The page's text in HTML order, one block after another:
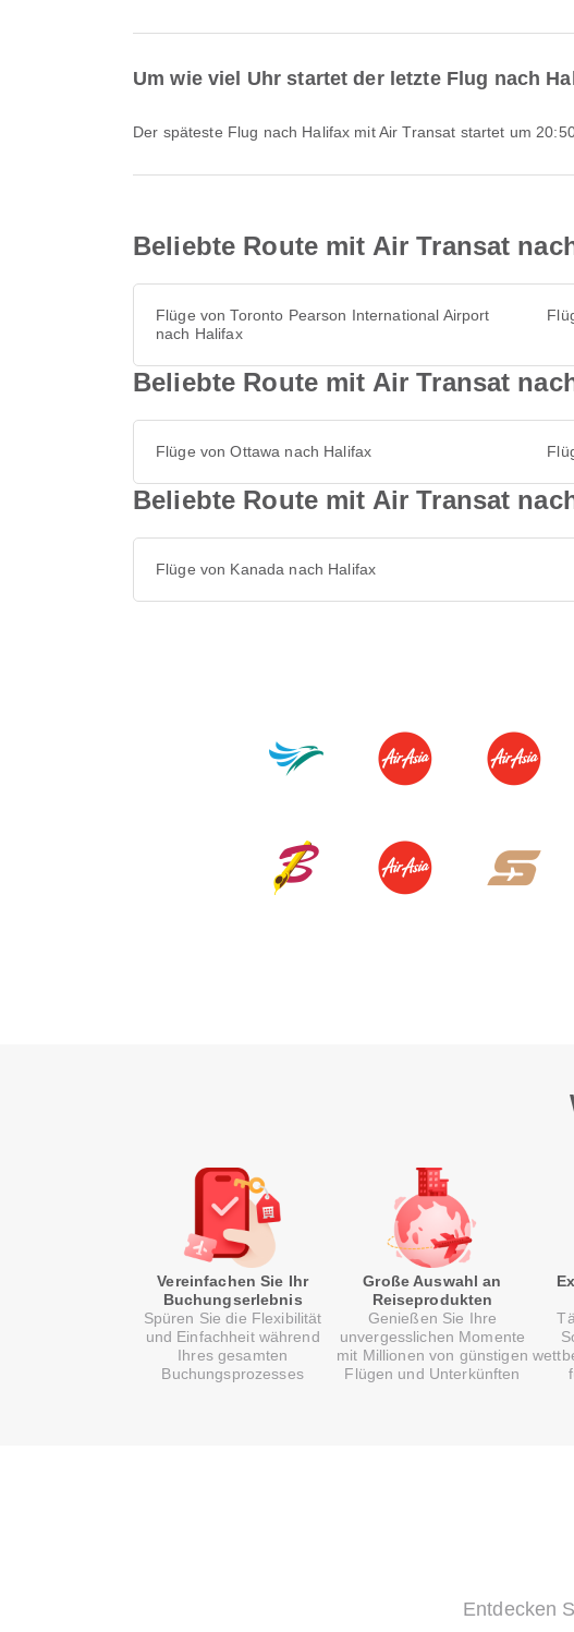
Um wie viel Uhr startet der letzte Flug nach
Der späteste Flug nach Halifax mit Air Transat startet um
Beliebte Route mit Air Transat
Flüge von Toronto Pearson International Airport
nach Halifax
Beliebte Route mit Air Transat
Flüge von Ottawa nach Halifax
Beliebte Route mit Air Transat
Flüge von Kanada nach Halifax
Vereinfachen Sie Ihr
Buchungserlebnis
Spüren Sie die Flexibilität
und Einfachheit während
Ihres gesamten
Buchungsprozesses
Große Auswahl an
Reiseprodukten
Genießen Sie Ihre
unvergesslichen Momente
mit Millionen von günstigen
Flügen und Unterkünften
Entdecken